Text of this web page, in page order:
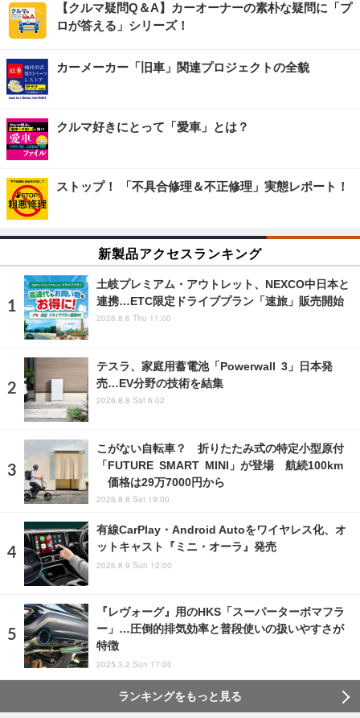
【クルマ疑問Q＆A】カーオーナーの素朴な疑問に「プ
ロが答える」シリーズ！
カーメーカー「旧車」関連プロジェクトの全貌
クルマ好きにとって「愛車」とは？
ストップ！ 「不具合修理＆不正修理」実態レポート！
新製品アクセスランキング
土岐プレミアム・アウトレット、NEXCO中日本と
連携…ETC限定ドライブプラン「速旅」販売開始
2026.8.6 Thu 11:00
テスラ、家庭用蓄電池「Powerwall 3」日本発
売…EV分野の技術を結集
2026.8.8 Sat 6:02
こがない自転車？ 折りたたみ式の特定小型原付
「FUTURE SMART MINI」が登場 航続100km
価格は29万7000円から
2026.8.8 Sat 19:00
有線CarPlay・Android Autoをワイヤレス化、オ
ットキャスト『ミニ・オーラ』発売
2026.8.9 Sun 12:00
『レヴォーグ』用のHKS「スーパーターボマフラ
ー」…圧倒的排気効率と普段使いの扱いやすさが
特徴
2025.3.2 Sun 17:00
ランキングをもっと見る